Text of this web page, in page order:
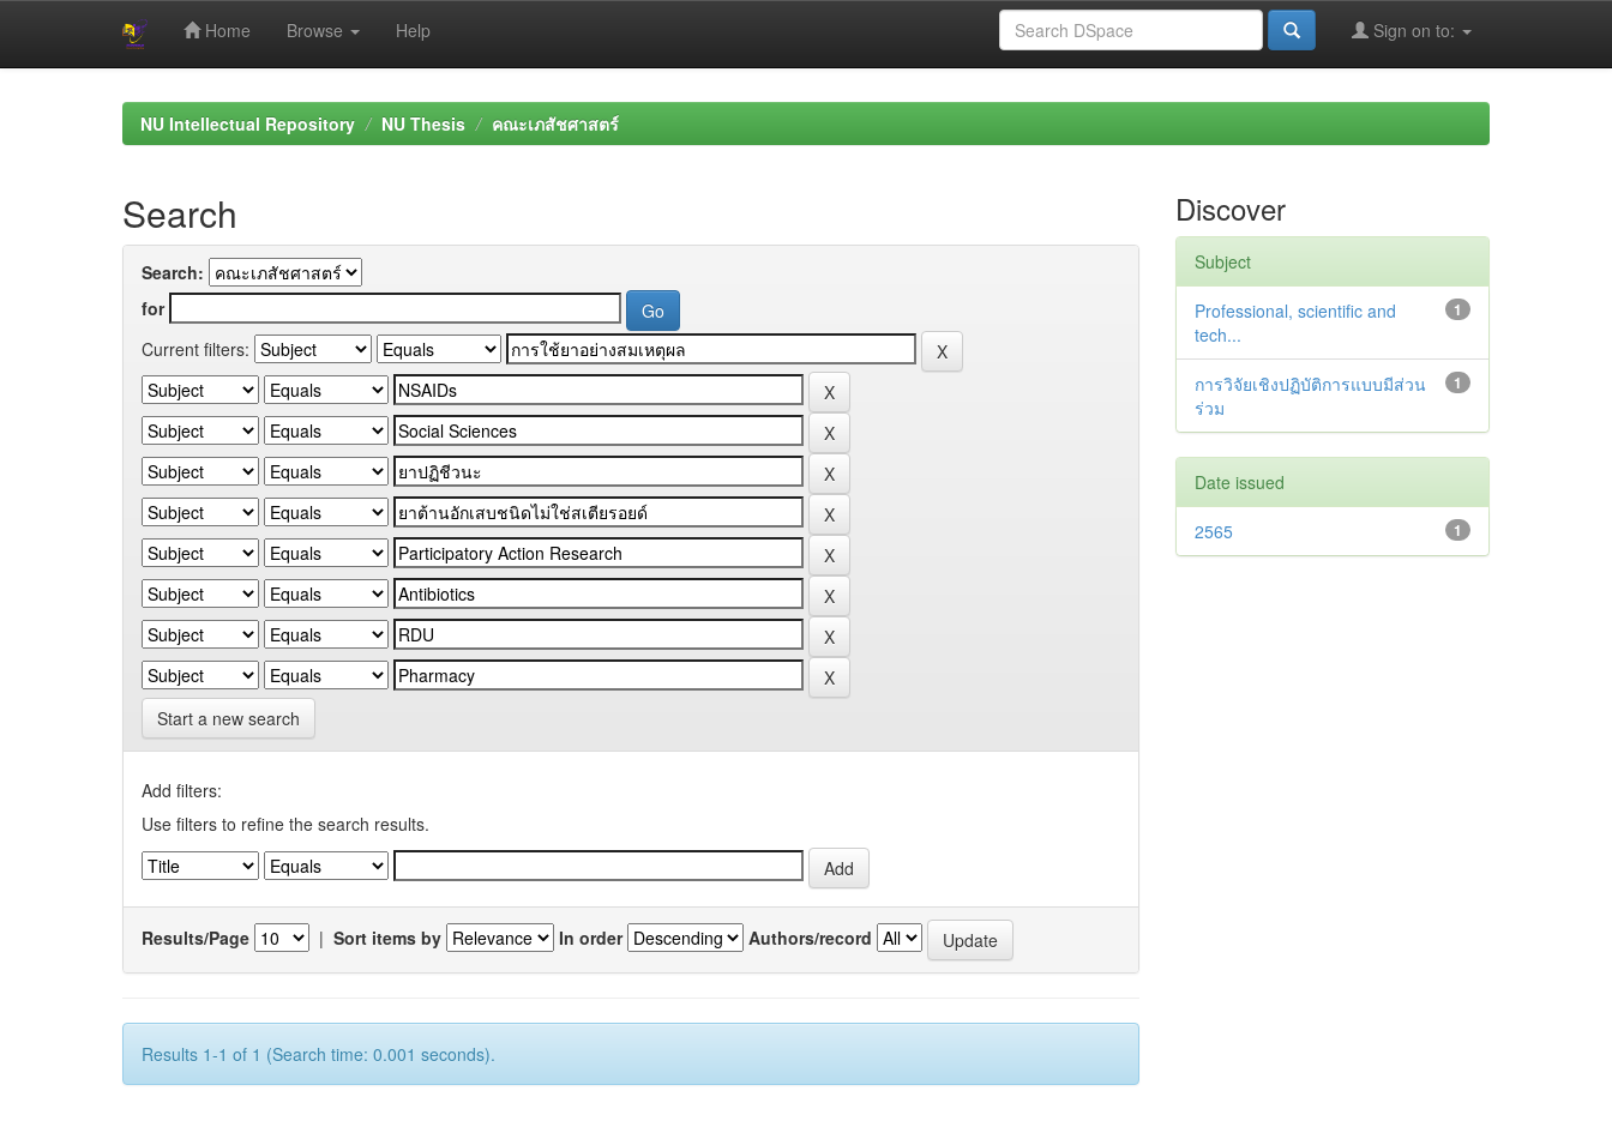
Home Browse Help Sign on to:
NU Intellectual Repository NU Thesis คณะเภสัชศาสตร์
Search
Search:
for
Current filters:
Start a new search
Add filters:
Use filters to refine the search results.
Results/Page | Sort items by In order Authors/record
Results 1-1 of 1 (Search time: 0.001 seconds).
Discover
Subject
1
Professional, scientific and
tech...
1
การวิจัยเชิงปฏิบัติการแบบมีส่วน
ร่วม
Date issued
1
2565